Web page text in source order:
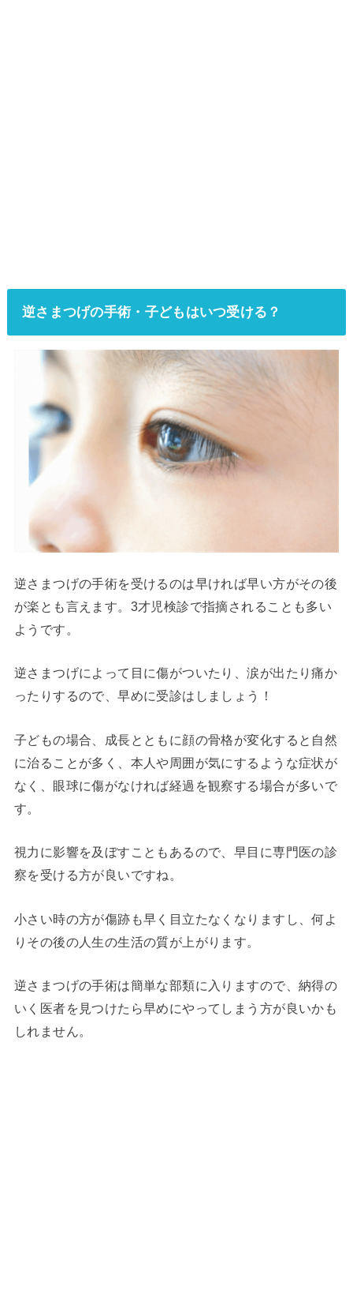
逆さまつげの手術・子どもはいつ受ける？
逆さまつげの手術を受けるのは早ければ早い方がその後
が楽とも言えます。3才児検診で指摘されることも多い
ようです。
逆さまつげによって目に傷がついたり、涙が出たり痛か
ったりするので、早めに受診はしましょう！
子どもの場合、成長とともに顔の骨格が変化すると自然
に治ることが多く、本人や周囲が気にするような症状が
なく、眼球に傷がなければ経過を観察する場合が多いで
す。
視力に影響を及ぼすこともあるので、早目に専門医の診
察を受ける方が良いですね。
小さい時の方が傷跡も早く目立たなくなりますし、何よ
りその後の人生の生活の質が上がります。
逆さまつげの手術は簡単な部類に入りますので、納得の
いく医者を見つけたら早めにやってしまう方が良いかも
しれません。